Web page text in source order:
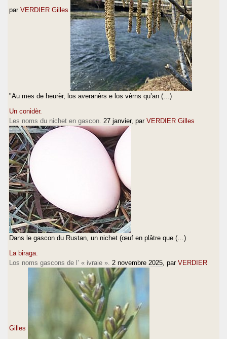
par VERDIER Gilles
"Au mes de heurèr, los averanèrs e los vèrns qu’an (…)
Un conidèr.
Les noms du nichet en gascon. 27 janvier, par VERDIER Gilles
Dans le gascon du Rustan, un nichet (œuf en plâtre que (…)
La biraga.
Los noms gascons de l’ « ivraie ». 2 novembre 2025 , par VERDIER
Gilles